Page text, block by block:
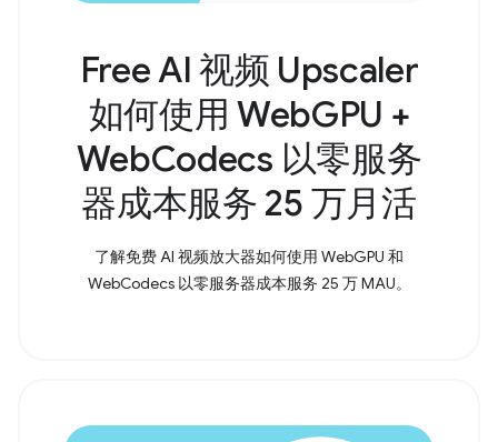
Free AI 视频 Upscaler
如何使用 WebGPU +
WebCodecs 以零服务
器成本服务 25 万月活
了解免费 AI 视频放大器如何使用 WebGPU 和
WebCodecs 以零服务器成本服务 25 万 MAU。